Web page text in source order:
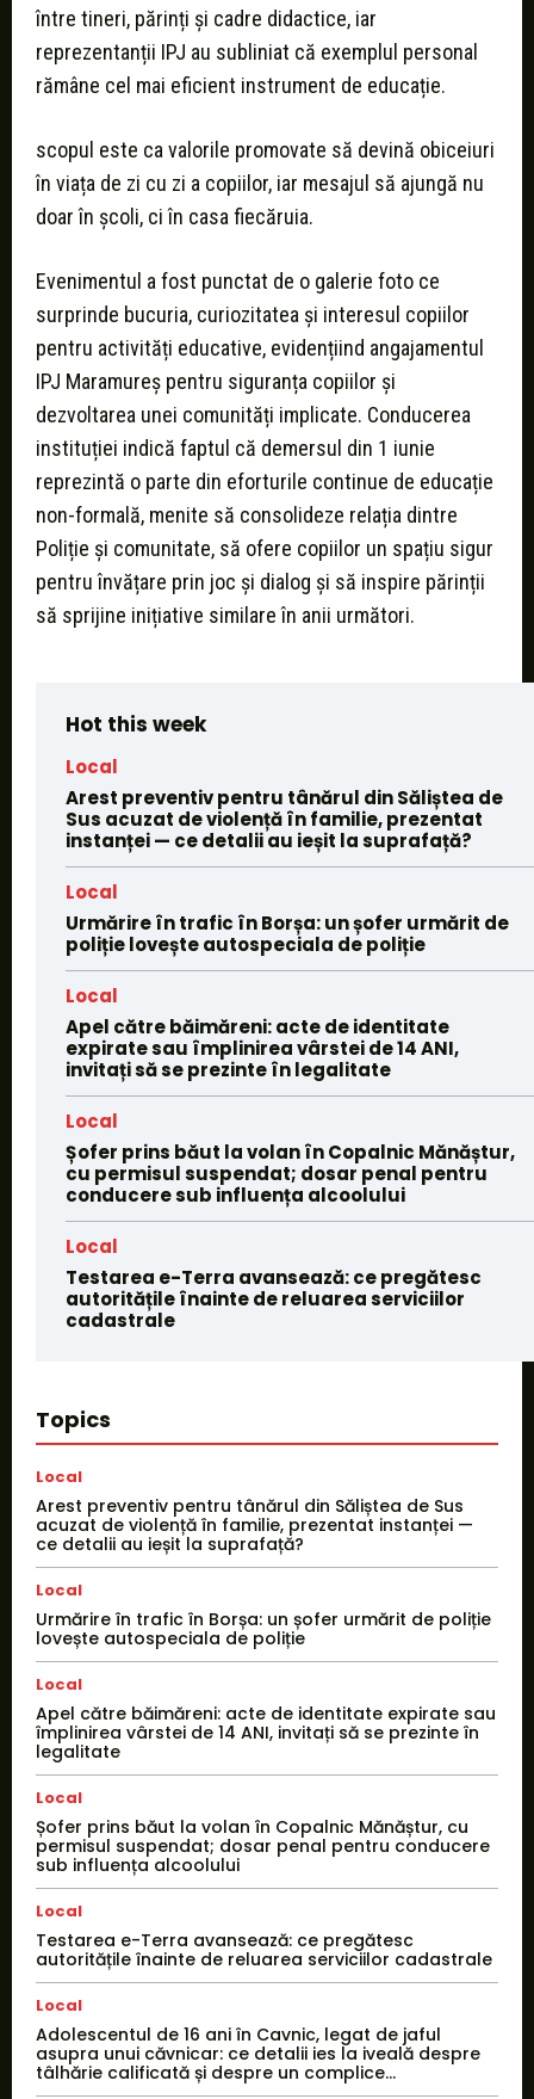
între tineri, părinți și cadre didactice, iar
reprezentanții IPJ au subliniat că exemplul personal
rămâne cel mai eficient instrument de educație.
scopul este ca valorile promovate să devină obiceiuri
în viața de zi cu zi a copiilor, iar mesajul să ajungă nu
doar în școli, ci în casa fiecăruia.
Evenimentul a fost punctat de o galerie foto ce
surprinde bucuria, curiozitatea și interesul copiilor
pentru activități educative, evidențiind angajamentul
IPJ Maramureș pentru siguranța copiilor și
dezvoltarea unei comunități implicate. Conducerea
instituției indică faptul că demersul din 1 iunie
reprezintă o parte din eforturile continue de educație
non-formală, menite să consolideze relația dintre
Poliție și comunitate, să ofere copiilor un spațiu sigur
pentru învățare prin joc și dialog și să inspire părinții
să sprijine inițiative similare în anii următori.
Hot this week
Local
Arest preventiv pentru tânărul din Săliștea de
Sus acuzat de violență în familie, prezentat
instanței — ce detalii au ieșit la suprafață?
Local
Urmărire în trafic în Borșa: un șofer urmărit de
poliție lovește autospeciala de poliție
Local
Apel către băimăreni: acte de identitate
expirate sau împlinirea vârstei de 14 ANI,
invitați să se prezinte în legalitate
Local
Șofer prins băut la volan în Copalnic Mănăștur,
cu permisul suspendat; dosar penal pentru
conducere sub influența alcoolului
Local
Testarea e-Terra avansează: ce pregătesc
autoritățile înainte de reluarea serviciilor
cadastrale
Topics
Local
Arest preventiv pentru tânărul din Săliștea de Sus
acuzat de violență în familie, prezentat instanței —
ce detalii au ieșit la suprafață?
Local
Urmărire în trafic în Borșa: un șofer urmărit de poliție
lovește autospeciala de poliție
Local
Apel către băimăreni: acte de identitate expirate sau
împlinirea vârstei de 14 ANI, invitați să se prezinte în
legalitate
Local
Șofer prins băut la volan în Copalnic Mănăștur, cu
permisul suspendat; dosar penal pentru conducere
sub influența alcoolului
Local
Testarea e-Terra avansează: ce pregătesc
autoritățile înainte de reluarea serviciilor cadastrale
Local
Adolescentul de 16 ani în Cavnic, legat de jaful
asupra unui căvnicar: ce detalii ies la iveală despre
tâlhărie calificată și despre un complice...